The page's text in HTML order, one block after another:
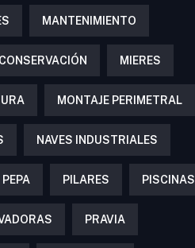
MANTENIMIENTO
MIERES
MONTAJE PERIMETRAL
NAVES INDUSTRIALES
PEPA PILARES PISCINAS
PRAVIA